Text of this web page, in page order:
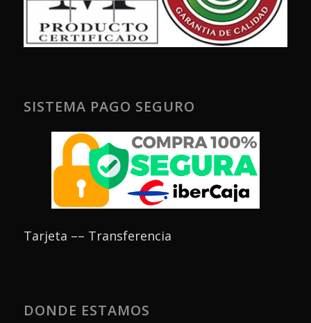
SISTEMA PAGO SEGURO
Tarjeta –– Transferencia
DONDE ESTAMOS